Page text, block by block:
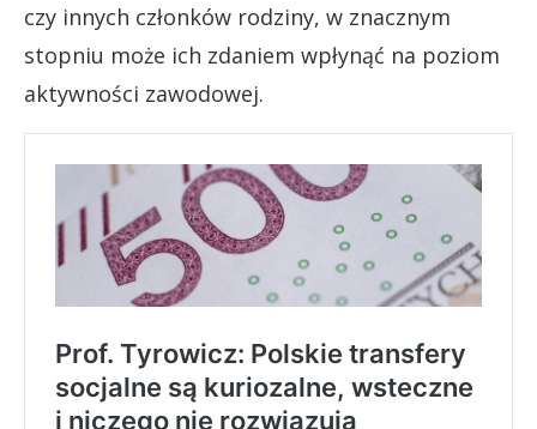
czy innych członków rodziny, w znacznym
stopniu może ich zdaniem wpłynąć na poziom
aktywności zawodowej.